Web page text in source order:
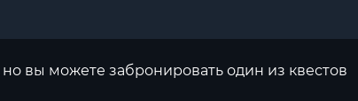
вы можете забронировать один из квестов